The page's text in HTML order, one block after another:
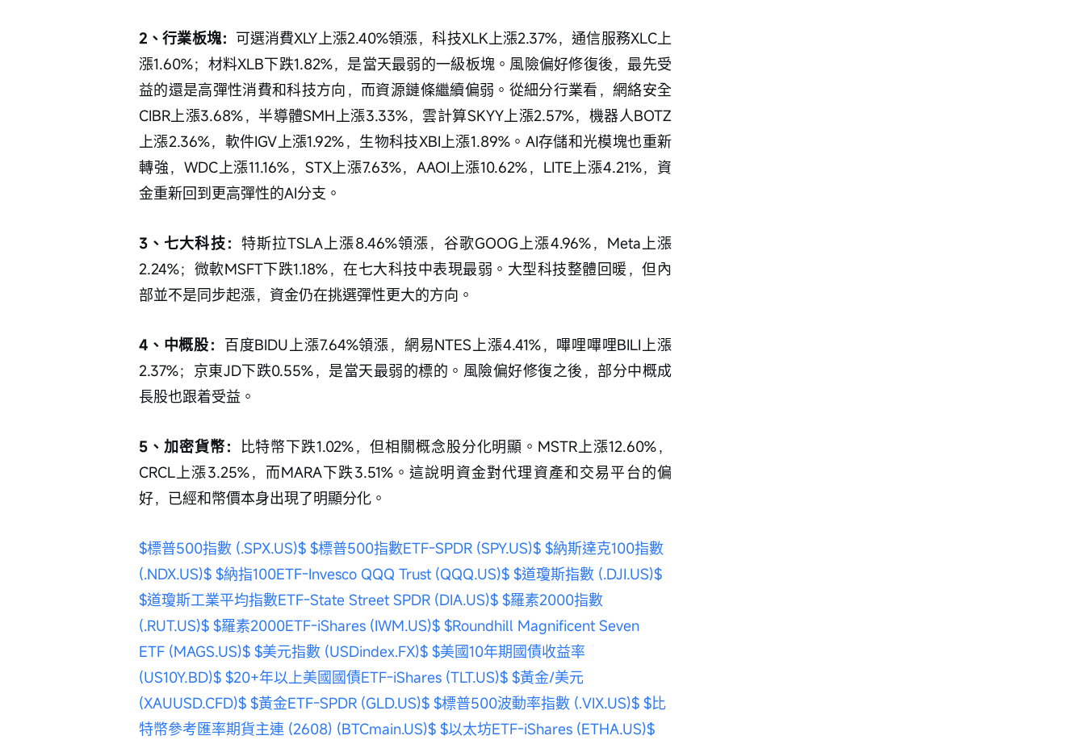
2、行業板塊： 可選消費XLY上漲2.40%領漲，科技XLK上漲2.37%，通信服務XLC上
漲1.60%；材料XLB下跌1.82%，是當天最弱的一級板塊。風險偏好修復後，最先受
益的還是高彈性消費和科技方向，而資源鏈條繼續偏弱。從細分行業看，網絡安全
CIBR上漲3.68%，半導體SMH上漲3.33%，雲計算SKYY上漲2.57%，機器人BOTZ
上漲2.36%，軟件IGV上漲1.92%，生物科技XBI上漲1.89%。AI存儲和光模塊也重新
轉強，WDC上漲11.16%，STX上漲7.63%，AAOI上漲10.62%，LITE上漲4.21%，資
金重新回到更高彈性的AI分支。
3、七大科技： 特斯拉TSLA上漲8.46%領漲，谷歌GOOG上漲4.96%，Meta上漲
2.24%；微軟MSFT下跌1.18%，在七大科技中表現最弱。大型科技整體回暖，但內
部並不是同步起漲，資金仍在挑選彈性更大的方向。
4、中概股： 百度BIDU上漲7.64%領漲，網易NTES上漲4.41%，嗶哩嗶哩BILI上漲
2.37%；京東JD下跌0.55%，是當天最弱的標的。風險偏好修復之後，部分中概成
長股也跟着受益。
5、加密貨幣：
比特幣下跌1.02%，但相關概念股分化明顯。MSTR上漲12.60%，
CRCL上漲3.25%，而MARA下跌3.51%。這說明資金對代理資產和交易平台的偏
好，已經和幣價本身出現了明顯分化。
$標普500指數 (.SPX.US)$ $標普500指數ETF-SPDR (SPY.US)$ $納斯達克100指數
(.NDX.US)$ $納指100ETF-Invesco QQQ Trust (QQQ.US)$ $道瓊斯指數 (.DJI.US)$
$道瓊斯工業平均指數ETF-State Street SPDR (DIA.US)$ $羅素2000指數
(.RUT.US)$ $羅素2000ETF-iShares (IWM.US)$ $Roundhill Magnificent Seven
ETF (MAGS.US)$ $美元指數 (USDindex.FX)$ $美國10年期國債收益率
(US10Y.BD)$ $20+年以上美國國債ETF-iShares (TLT.US)$ $黃金/美元
(XAUUSD.CFD)$ $黃金ETF-SPDR (GLD.US)$ $標普500波動率指數 (.VIX.US)$ $比
特幣參考匯率期貨主連 (2608) (BTCmain.US)$ $以太坊ETF-iShares (ETHA.US)$